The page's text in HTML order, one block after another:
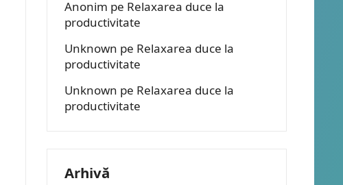
Anonim pe Relaxarea duce la
productivitate
Unknown pe Relaxarea duce la
productivitate
Unknown pe Relaxarea duce la
productivitate
Arhivă